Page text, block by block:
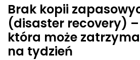
Brak kopii
(disaster recovery)
która może
na tydzień